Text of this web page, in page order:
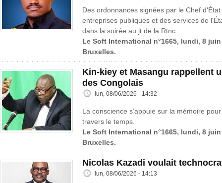
Des ordonnances signées par le Chef
entreprises publiques et des services de
dans la soirée au jt de la Rtnc.
Le Soft International n°1665, lundi, 8
Bruxelles.
Kin-kiey et Masangu rappellent
des Congolais
lun, 08/06/2026 - 14:32
La conscience s’appuie sur la mémoire
travers le temps.
Le Soft International n°1665, lundi, 8
Bruxelles.
Nicolas Kazadi voulait
lun, 08/06/2026 - 14:13